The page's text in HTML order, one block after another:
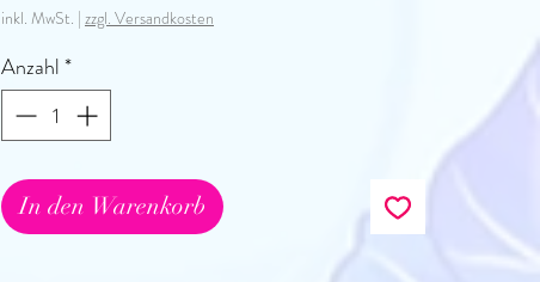
inkl. MwSt. | zzgl. Versandkosten
Anzahl*
In den Warenkorb